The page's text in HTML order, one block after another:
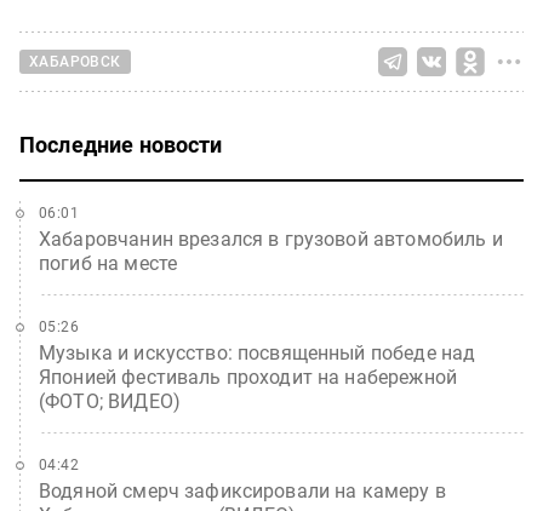
ХАБАРОВСК
Последние новости
Хабаровчанин врезался в грузовой автомобиль и
погиб на месте
06:01
Музыка и искусство: посвященный победе над
Японией фестиваль проходит на набережной
(ФОТО; ВИДЕО)
05:26
Водяной смерч зафиксировали на камеру в
04:42